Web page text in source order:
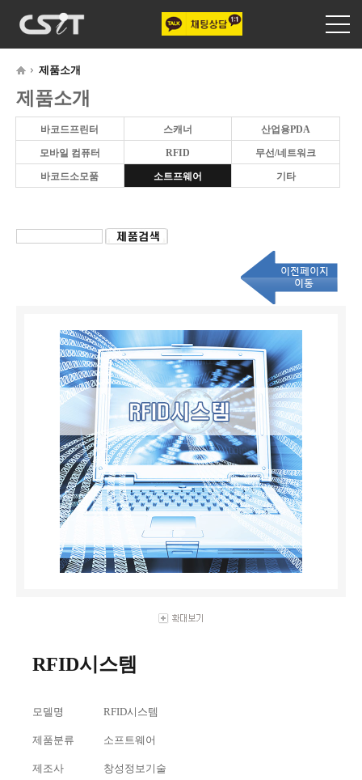
제품소개
제품소개
바코드프린터 스캐너 산업용PDA
모바일 컴퓨터 RFID 무선/네트워크
바코드소모품 소트프웨어 기타
RFID시스템
모델명 RFID시스템
제품분류 소프트웨어
제조사 창성정보기술